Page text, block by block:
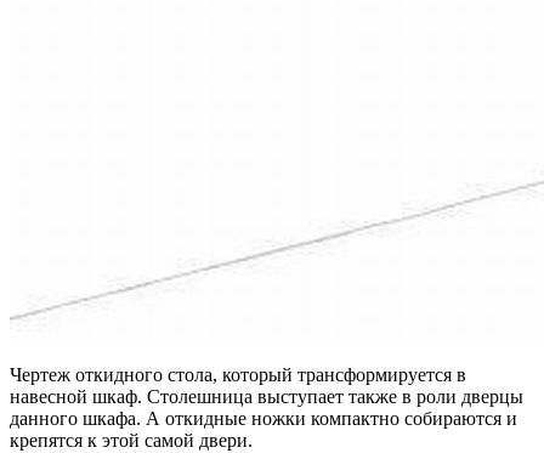
Чертеж откидного стола, который трансформируется в
навесной шкаф. Столешница выступает также в роли дверцы
данного шкафа. А откидные ножки компактно собираются и
крепятся к этой самой двери.